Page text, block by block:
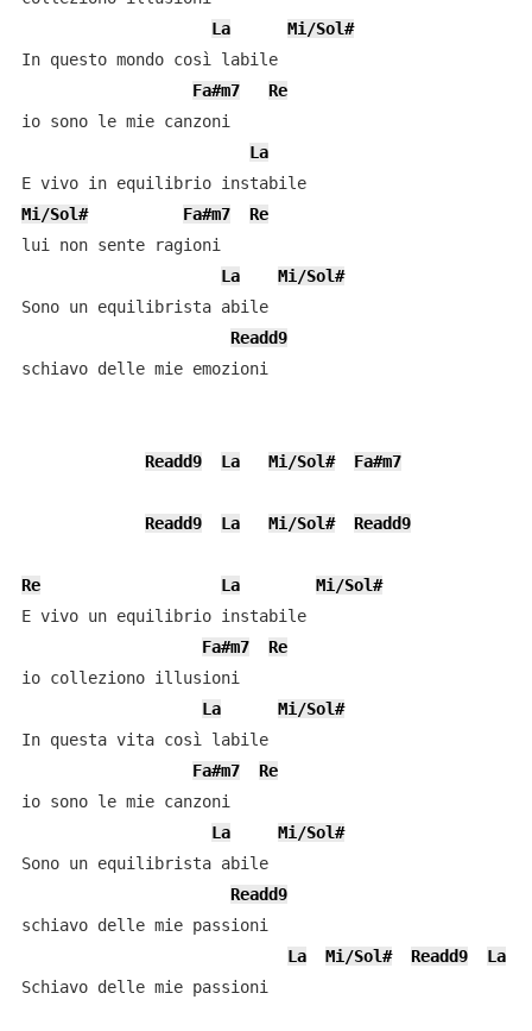
La
Mi/Sol#
In questo mondo così labile
Fa#m7
Re
io sono le mie canzoni
La
E vivo in equilibrio instabile
Mi/Sol#
Fa#m7
Re
lui non sente ragioni
La
Mi/Sol#
Sono un equilibrista abile
Readd9
schiavo delle mie emozioni
Readd9 La Mi/Sol# Fa#m7
Readd9 La Mi/Sol# Readd9
Re La
Mi/Sol#
E vivo un equilibrio instabile
Fa#m7
Re
io colleziono illusioni
La
Mi/Sol#
In questa vita così labile
Fa#m7
Re
io sono le mie canzoni
La
Mi/Sol#
Sono un equilibrista abile
Readd9
schiavo delle mie passioni
La
Mi/Sol# Readd9 La
Schiavo delle mie passioni